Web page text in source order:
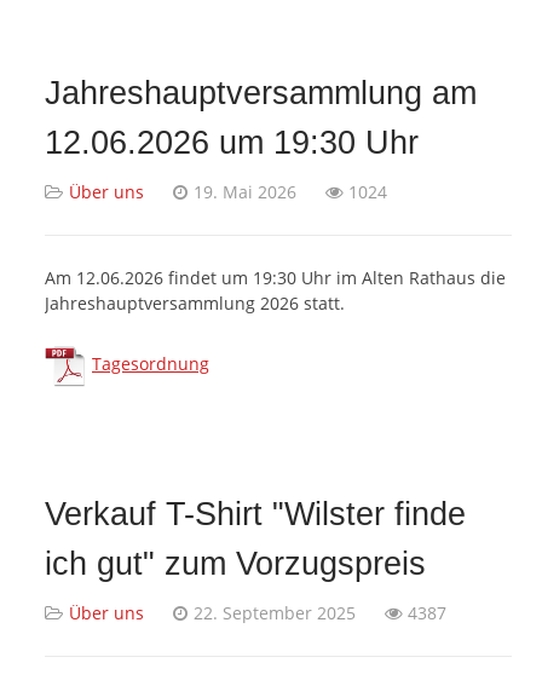
Jahreshauptversammlung am
12.06.2026 um 19:30 Uhr
Über uns 19. Mai 2026 1024
Am 12.06.2026 findet um 19:30 Uhr im Alten Rathaus die
Jahreshauptversammlung 2026 statt.
Tagesordnung
Verkauf T-Shirt "Wilster finde
ich gut" zum Vorzugspreis
Über uns 22. September 2025 4387